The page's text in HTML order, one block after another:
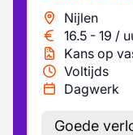
Nijlen
16.5 - 19 /
Kans op
Voltijds
Dagwerk
Goede